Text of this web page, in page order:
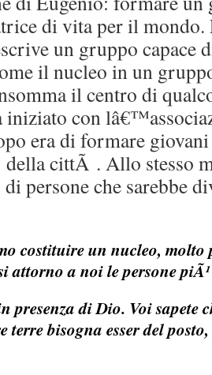
di vita per il mondo.
un gruppo capace
il nucleo in un
il centro di
iniziato con
era di formare
cittÃ . Allo stesso
persone che sarebbe
costituire un nucleo, molto
attorno a noi le persone
presenza di Dio. Voi sapete
terre bisogna esser del